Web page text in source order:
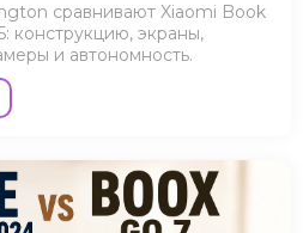
сравнивают Xiaomi Book
конструкцию, экраны,
и автономность.